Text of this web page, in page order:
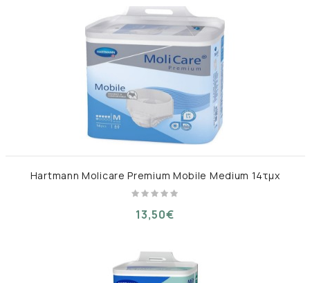
Hartmann Molicare Premium Mobile Medium 14τμχ
13,50€